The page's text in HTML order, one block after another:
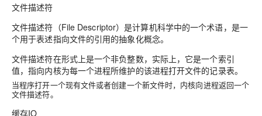
文件描述符
文件描述符（File Descriptor）是计算机科学中的一个术语，是一
个用于表述指向文件的引用的抽象化概念。
文件描述符在形式上是一个非负整数，实际上，它是一个索引
值，指向内核为每一个进程所维护的该进程打开文件的记录表。
当程序打开一个现有文件或者创建一个新文件时，内核向进程返回一个
文件描述符。
缓存IO